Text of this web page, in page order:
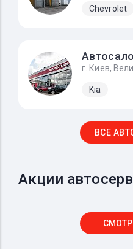
Chevrolet
г. Киев,
Kia
ВСЕ
Акции